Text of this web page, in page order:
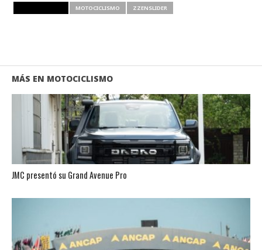
MOTOCICLISMO ZZENSLIDER
MÁS EN MOTOCICLISMO
JMC presentó su Grand Avenue Pro